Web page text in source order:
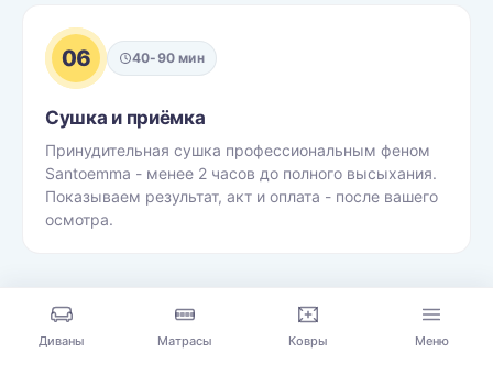
06 40-90 мин
Сушка и приёмка
Принудительная сушка профессиональным феном
Santoemma - менее 2 часов до полного высыхания.
Показываем результат, акт и оплата - после вашего
осмотра.
После выезда мастера диваном можно пользоваться
сразу, но <strong>полное высыхание занимает от 12
Диваны Матрасы Ковры Меню